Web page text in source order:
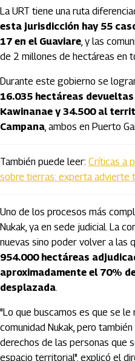
La URT tiene una ruta
esta jurisdicción hay 55
17 en el Guaviare, y las
de 2 millones de hectáreas en
Durante este gobierno se
16.035 hectáreas
Kawinanae y 34.500 al
Campana, ambos en Puerto
También puede leer: Críticas a
sobre tierras: experta advierte
Uno de los procesos más
Nukak, ya en sede judicial. La
nuevas sino poder volver a las
954.000 hectáreas
aproximadamente el 70%
desplazada.
"Lo que buscamos es que se
comunidad Nukak, pero
derechos de las personas que
espacio territorial", explicó el